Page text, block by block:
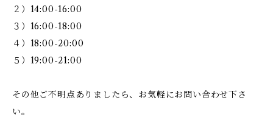
２）14:00-16:00
３）16:00-18:00
４）18:00-20:00
５）19:00-21:00
その他ご不明点ありましたら、お気軽にお問い合わせ下さ
い。